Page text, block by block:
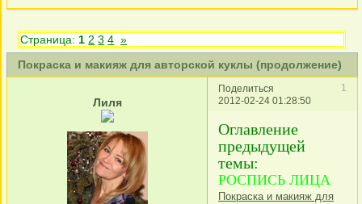
Покраска и макияж для авторской куклы (продолжение)
Страница: 1 2 3 4 »
Поделиться
1
2012-02-24 01:28:50
Лиля
Оглавление
предыдущей
темы:
РОСПИСЬ ЛИЦА
Покраска и макияж для